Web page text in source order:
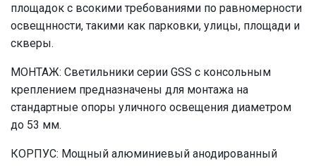
площадок с всокими требованиями по равномерности
освещнности, такими как парковки, улицы, площади и
скверы.
МОНТАЖ: Светильники серии GSS с консольным
креплением предназначены для монтажа на
стандартные опоры уличного освещения диаметром
до 53 мм.
КОРПУС: Мощный алюминиевый анодированный